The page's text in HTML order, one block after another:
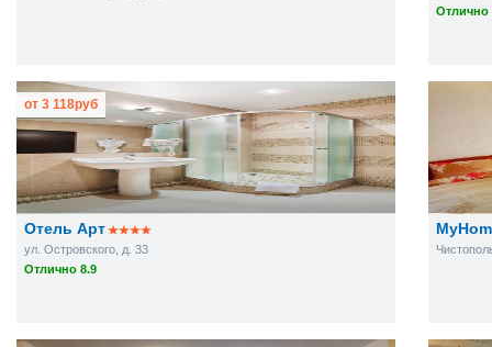
Отлично
Отель Арт
ул. Островского, д. 33
Отлично 8.9
от 3 118руб